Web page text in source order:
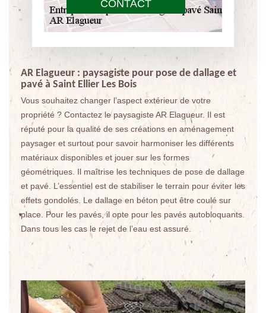
CONTACT
AR Elagueur : paysagiste pour pose de dallage et
pavé à Saint Ellier Les Bois
Vous souhaitez changer l’aspect extérieur de votre
propriété ? Contactez le paysagiste AR Elagueur. Il est
réputé pour la qualité de ses créations en aménagement
paysager et surtout pour savoir harmoniser les différents
matériaux disponibles et jouer sur les formes
géométriques. Il maîtrise les techniques de pose de dallage
et pavé. L’essentiel est de stabiliser le terrain pour éviter les
effets gondolés. Le dallage en béton peut être coulé sur
place. Pour les pavés, il opte pour les pavés autobloquants.
Dans tous les cas le rejet de l’eau est assuré.